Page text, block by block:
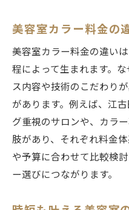
江古田駅周辺で
訣
カラー専門店
口コミで評価の
美容室カラーで
美容室カラー料金の
美容室カラー料金の違い
程によって生まれます。
ス内容や技術のこだわり
があります。例えば、江
グ重視のサロンや、カラ
肢があり、それぞれ料金
や予算に合わせて比較検
ー選びにつながります。